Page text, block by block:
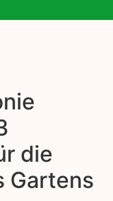
die
Gartens